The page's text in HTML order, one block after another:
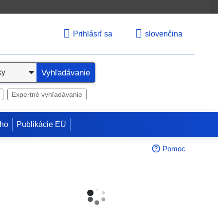
Prihlásiť sa slovenčina
Vyhľadávanie
Expertné vyhľadávanie
Publikácie EÚ
Pomoc